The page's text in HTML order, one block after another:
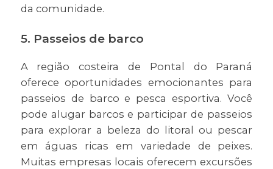
da comunidade.
5. Passeios de barco
A região costeira de Pontal do Paraná
oferece oportunidades emocionantes para
passeios de barco e pesca esportiva. Você
pode alugar barcos e participar de passeios
para explorar a beleza do litoral ou pescar
em águas ricas em variedade de peixes.
Muitas empresas locais oferecem excursões